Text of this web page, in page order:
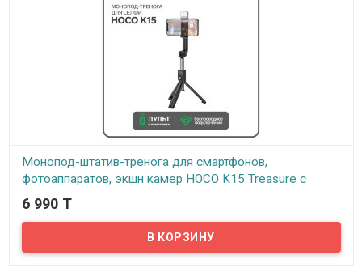
Монопод-штатив-тренога для смартфонов,
фотоаппаратов, экшн камер HOCO K15 Treasure с
пультом + подсветка
Hoco K15 Treasure - это не только монопод предназначенный
6 990 T